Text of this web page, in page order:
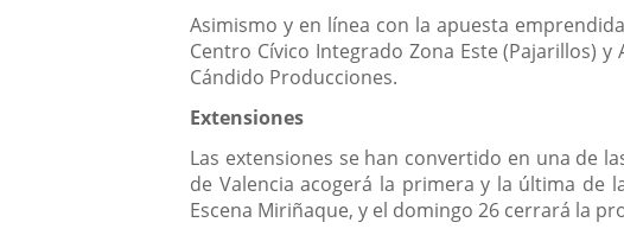
Asimismo y en línea con la apuesta
Centro Cívico Integrado Zona Este (Pajarillos)
Cándido Producciones.
Extensiones
Las extensiones se han convertido en una de
de Valencia acogerá la primera y la última de
Escena Miriñaque, y el domingo 26 cerrará la